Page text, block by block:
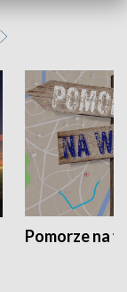
Pomorze na